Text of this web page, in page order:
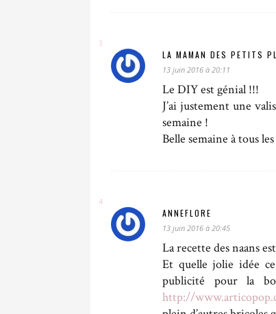
LA MAMAN DES PETITS
13 juin 2016 à 20:11
Le DIY est génial !!!
J’ai justement une
semaine !
Belle semaine à tous
ANNEFLORE
13 juin 2016 à 20:45
La recette des naans
Et quelle jolie idée
publicité pour la
http://